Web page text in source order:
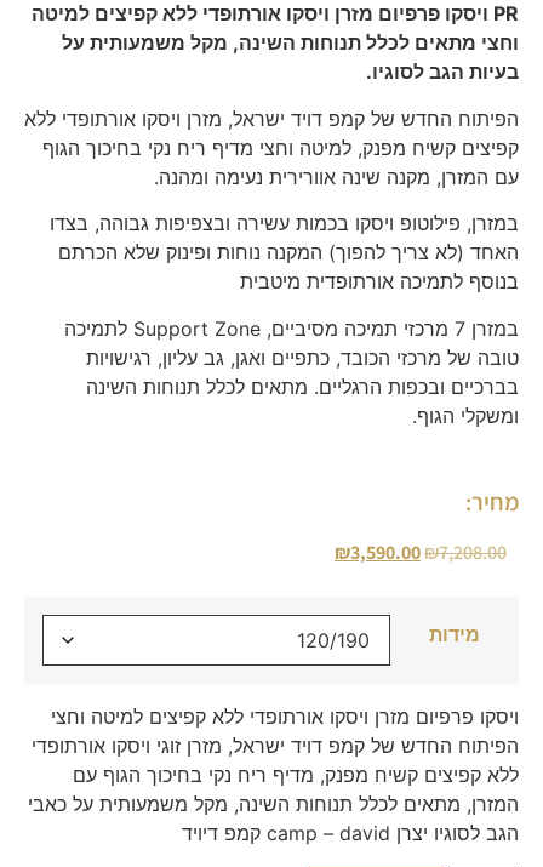
PR ויסקו פרפיום מזרן ויסקו אורתופדי ללא קפיצים למיטה
וחצי מתאים לכלל תנוחות השינה, מקל משמעותית על
בעיות הגב לסוגיו.
הפיתוח החדש של קמפ דויד ישראל, מזרן ויסקו אורתופדי ללא
קפיצים קשיח מפנק, למיטה וחצי מדיף ריח נקי בחיכוך הגוף
עם המזרן, מקנה שינה אוורירית נעימה ומהנה.
במזרן, פילוטופ ויסקו בכמות עשירה ובצפיפות גבוהה, בצדו
האחד (לא צריך להפוך) המקנה נוחות ופינוק שלא הכרתם
בנוסף לתמיכה אורתופדית מיטבית
במזרן 7 מרכזי תמיכה מסיביים, Support Zone לתמיכה
טובה של מרכזי הכובד, כתפיים ואגן, גב עליון, רגישויות
בברכיים ובכפות הרגליים. מתאים לכלל תנוחות השינה
ומשקלי הגוף.
מחיר:
₪7,208.00
₪3,590.00
מידות
ויסקו פרפיום מזרן ויסקו אורתופדי ללא קפיצים למיטה וחצי
הפיתוח החדש של קמפ דויד ישראל, מזרן זוגי ויסקו אורתופדי
ללא קפיצים קשיח מפנק, מדיף ריח נקי בחיכוך הגוף עם
המזרן, מתאים לכלל תנוחות השינה, מקל משמעותית על כאבי
הגב לסוגיו יצרן camp – david קמפ דיויד